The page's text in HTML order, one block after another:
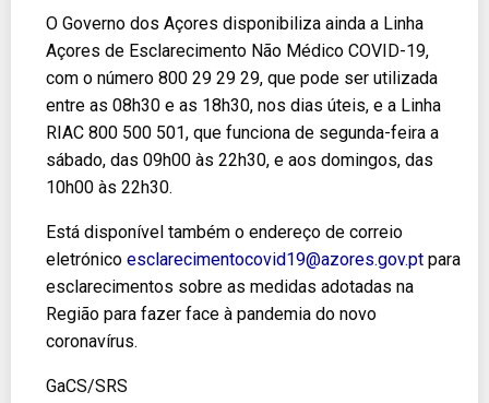
O Governo dos Açores disponibiliza ainda a Linha
Açores de Esclarecimento Não Médico COVID-19,
com o número 800 29 29 29, que pode ser utilizada
entre as 08h30 e as 18h30, nos dias úteis, e a Linha
RIAC 800 500 501, que funciona de segunda-feira a
sábado, das 09h00 às 22h30, e aos domingos, das
10h00 às 22h30.
Está disponível também o endereço de correio
eletrónico esclarecimentocovid19@azores.gov.pt para
esclarecimentos sobre as medidas adotadas na
Região para fazer face à pandemia do novo
coronavírus.
GaCS/SRS